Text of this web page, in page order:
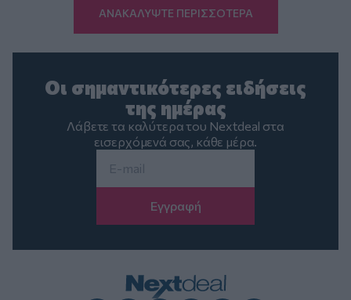
ΑΝΑΚΑΛΥΨΤΕ ΠΕΡΙΣΣΟΤΕΡΑ
Οι σημαντικότερες ειδήσεις
της ημέρας
Λάβετε τα καλύτερα του Nextdeal στα
εισερχόμενά σας, κάθε μέρα.